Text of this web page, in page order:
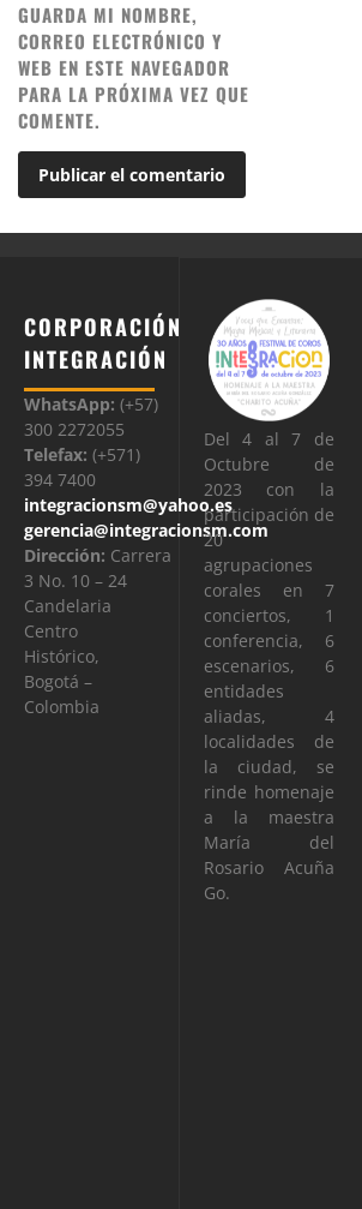
GUARDA MI NOMBRE,
CORREO ELECTRÓNICO Y
WEB EN ESTE NAVEGADOR
PARA LA PRÓXIMA VEZ QUE
COMENTE.
CORPORACIÓN
INTEGRACIÓN
WhatsApp: (+57)
300 2272055
Telefax: (+571)
394 7400
integracionsm@yahoo.es
gerencia@integracionsm.com
Dirección: Carrera
3 No. 10 – 24
Candelaria
Centro
Histórico,
Bogotá –
Colombia
Del 4 al 7 de
Octubre de
2023 con la
participación de
20
agrupaciones
corales en 7
conciertos, 1
conferencia, 6
escenarios, 6
entidades
aliadas, 4
localidades de
la ciudad, se
rinde homenaje
a la maestra
María del
Rosario Acuña
Go.